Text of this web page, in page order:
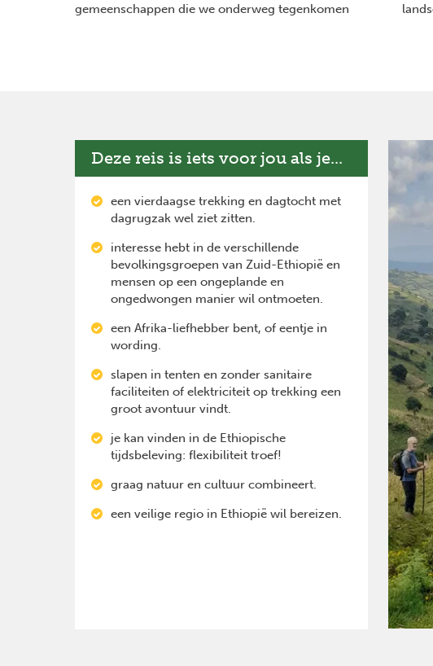
gemeenschappen die we onderweg tegenkomen
Deze reis is iets voor jou als je...
een vierdaagse trekking en dagtocht met
dagrugzak wel ziet zitten.
interesse hebt in de verschillende
bevolkingsgroepen van Zuid-Ethiopië en
mensen op een ongeplande en
ongedwongen manier wil ontmoeten.
een Afrika-liefhebber bent, of eentje in
wording.
slapen in tenten en zonder sanitaire
faciliteiten of elektriciteit op trekking een
groot avontuur vindt.
je kan vinden in de Ethiopische
tijdsbeleving: flexibiliteit troef!
graag natuur en cultuur combineert.
een veilige regio in Ethiopië wil bereizen.